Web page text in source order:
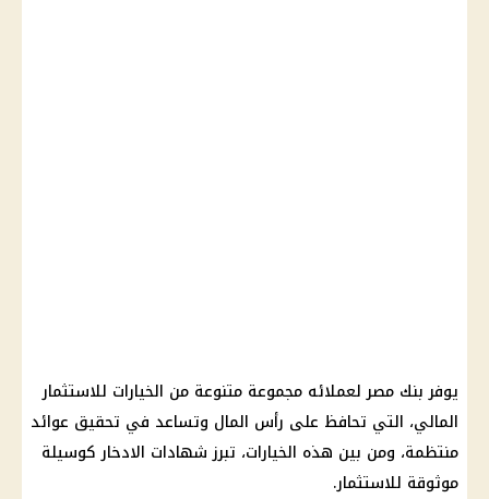
يوفر بنك مصر لعملائه مجموعة متنوعة من الخيارات للاستثمار
المالي، التي تحافظ على رأس المال وتساعد في تحقيق عوائد
منتظمة، ومن بين هذه الخيارات، تبرز شهادات الادخار كوسيلة
موثوقة للاستثمار.